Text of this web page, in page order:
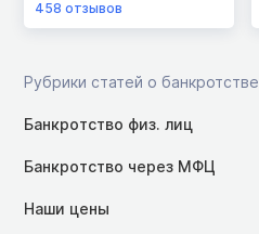
458 отзывов
Рубрики статей о банкротстве
Банкротство физ. лиц
Банкротство через МФЦ
Наши цены